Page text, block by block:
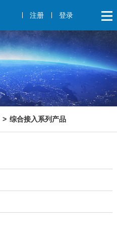
注册 登录
综合接入系列产品